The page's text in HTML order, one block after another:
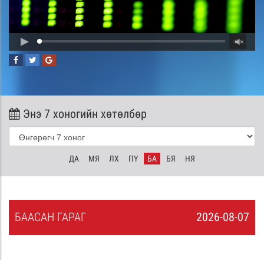
Энэ 7 хоногийн хөтөлбөр
ДА МЯ ЛХ ПҮ БА БЯ НЯ
2026-08-07
БААСАН ГАРАГ